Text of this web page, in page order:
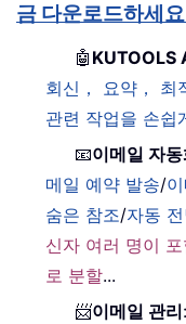
금 다운로드하세요
🤖 KUTOOLS
회신， 요약， 최
관련 작업을 손쉽
📧이메일 자
메일 예약 발송/
숨은 참조/자동
신자 여러 명이
로 분할...
📨이메일 관리: